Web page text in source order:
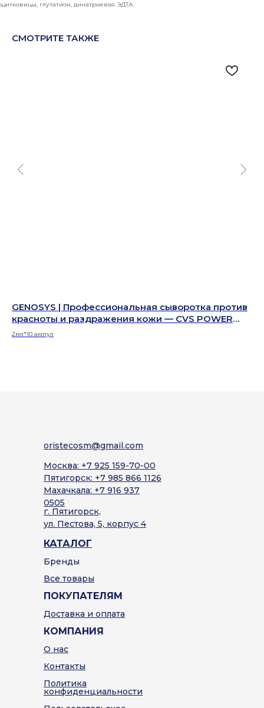
щитковицы, глутатион, динатриевая ЭДТА.
СМОТРИТЕ ТАКЖЕ
GENOSYS | Профессиональная сыворотка против
красноты и раздражения кожи — CVS POWER
SOLUTION
2мл*10 ампул
ПОКУПАТЕЛЯМ
Доставка и оплата
КАТАЛОГ
Бренды
Все товары
oristecosm@gmail.com
Москва: +7 925 159-70-00
Пятигорск: +7 985 866 1126
Махачкала: +7 916 937
0505
г. Пятигорск,
ул. Пестова, 5, корпус 4
Политика
конфиденциальности
КОМПАНИЯ
О нас
Контакты